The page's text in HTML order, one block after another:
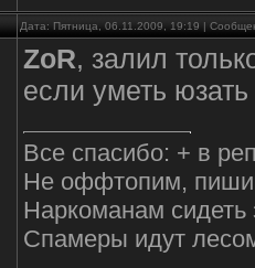
Дата: Пятница, 06.11.2009, 19:19 |
ZoR, залил
если уметь юзать
Все спасибо: + в
Не оффтопим,
Наркоманам сидеть
Спамеры идут